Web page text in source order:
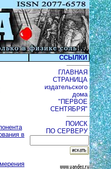
ССЫЛКИ
в
ГЛАВНАЯ
СТРАНИЦА
издательского
дома
"ПЕРВОЕ
СЕНТЯБРЯ"
ПОИСК
ПО СЕРВЕРУ